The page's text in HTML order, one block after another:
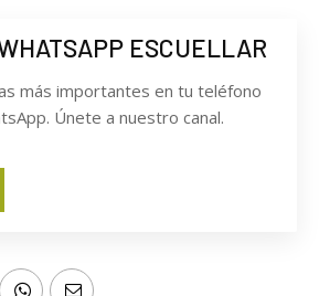
ESCUELLAR
más importantes en tu teléfono
Únete a nuestro canal.